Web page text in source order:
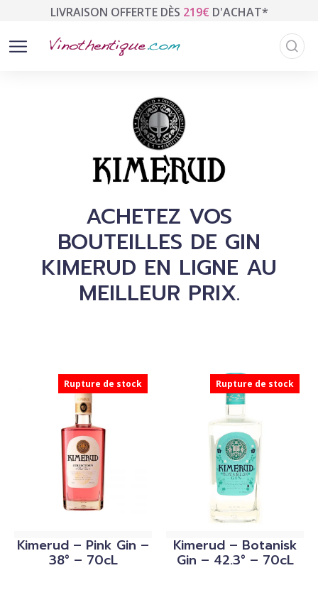
LIVRAISON OFFERTE DÈS 219€ D'ACHAT*
ACHETEZ VOS
BOUTEILLES DE GIN
KIMERUD EN LIGNE AU
MEILLEUR PRIX.
Rupture de stock
Kimerud – Pink Gin –
38° – 70cL
Rupture de stock
Kimerud – Botanisk
Gin – 42.3° – 70cL